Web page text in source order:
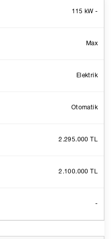
115 kW -
Max
Elektrik
Otomatik
2.295.000 TL
2.100.000 TL
-